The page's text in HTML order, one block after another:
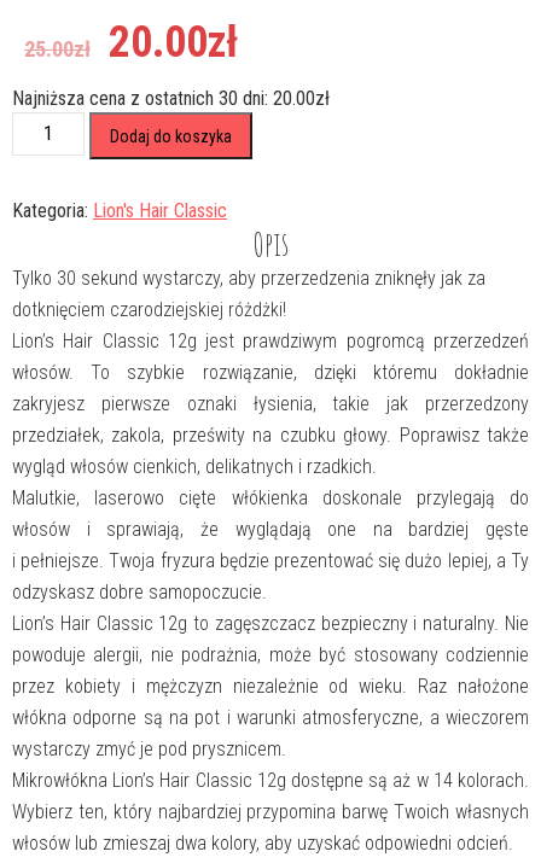
25.00zł
Pierwotna
cena
wynosiła:
25.00zł.
20.00złAktualna
wynosi:
20.00zł.
Najniższa cena z ostatnich 30 dni: 20.00zł
Mikrowłókna
Włosy
CLASSIC
12gMedium
Brown
Dodaj do koszyka
Kategoria: Lion's Hair Classic
Opis
Tylko 30 sekund wystarczy, aby przerzedzenia zniknęły jak za
dotknięciem czarodziejskiej różdżki!
Lion’s Hair Classic 12g jest prawdziwym pogromcą przerzedzeń
włosów. To szybkie rozwiązanie, dzięki któremu dokładnie
zakryjesz pierwsze oznaki łysienia, takie jak przerzedzony
przedziałek, zakola, prześwity na czubku głowy. Poprawisz także
wygląd włosów cienkich, delikatnych i rzadkich.
Malutkie, laserowo cięte włókienka doskonale przylegają do
włosów i sprawiają, że wyglądają one na bardziej gęste
i pełniejsze. Twoja fryzura będzie prezentować się dużo lepiej, a Ty
odzyskasz dobre samopoczucie.
Lion’s Hair Classic 12g to zagęszczacz bezpieczny i naturalny. Nie
powoduje alergii, nie podrażnia, może być stosowany codziennie
przez kobiety i mężczyzn niezależnie od wieku. Raz nałożone
włókna odporne są na pot i warunki atmosferyczne, a wieczorem
wystarczy zmyć je pod prysznicem.
Mikrowłókna Lion’s Hair Classic 12g dostępne są aż w 14 kolorach.
Wybierz ten, który najbardziej przypomina barwę Twoich własnych
włosów lub zmieszaj dwa kolory, aby uzyskać odpowiedni odcień.